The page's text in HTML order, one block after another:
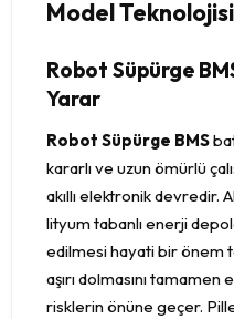
Model Teknolojisi
Robot Süpürge
Yarar
Robot Süpürge BMS
kararlı ve uzun ömürlü
akıllı elektronik devredir.
lityum tabanlı enerji
edilmesi hayati bir önem
aşırı dolmasını
risklerin önüne geçer.